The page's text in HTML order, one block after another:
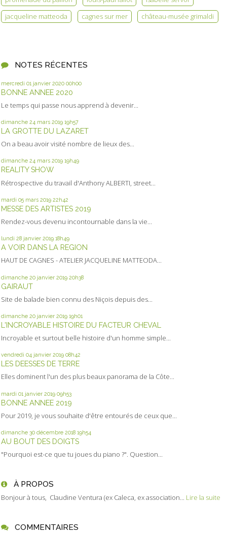
jacqueline matteoda
cagnes sur mer château-musée grimaldi
NOTES RÉCENTES
mercredi 01 janvier 2020 00h00
BONNE ANNEE 2020
Le temps qui passe nous apprend à devenir...
dimanche 24 mars 2019 19h57
LA GROTTE DU LAZARET
On a beau avoir visité nombre de lieux des...
dimanche 24 mars 2019 19h49
REALITY SHOW
Rétrospective du travail d'Anthony ALBERTI, street...
mardi 05 mars 2019 22h42
MESSE DES ARTISTES 2019
Rendez-vous devenu incontournable dans la vie...
lundi 28 janvier 2019 18h49
A VOIR DANS LA REGION
HAUT DE CAGNES - ATELIER JACQUELINE MATTEODA...
dimanche 20 janvier 2019 20h38
GAIRAUT
Site de balade bien connu des Niçois depuis des...
dimanche 20 janvier 2019 19h01
L'INCROYABLE HISTOIRE DU FACTEUR CHEVAL
Incroyable et surtout belle histoire d'un homme simple...
vendredi 04 janvier 2019 08h42
LES DEESSES DE TERRE
Elles dominent l'un des plus beaux panorama de la Côte...
mardi 01 janvier 2019 09h53
BONNE ANNEE 2019
Pour 2019, je vous souhaite d'être entourés de ceux que...
dimanche 30 décembre 2018 19h54
AU BOUT DES DOIGTS
"Pourquoi est-ce que tu joues du piano ?". Question...
À PROPOS
Bonjour à tous, Claudine Ventura (ex Caleca, ex association... Lire la suite
COMMENTAIRES